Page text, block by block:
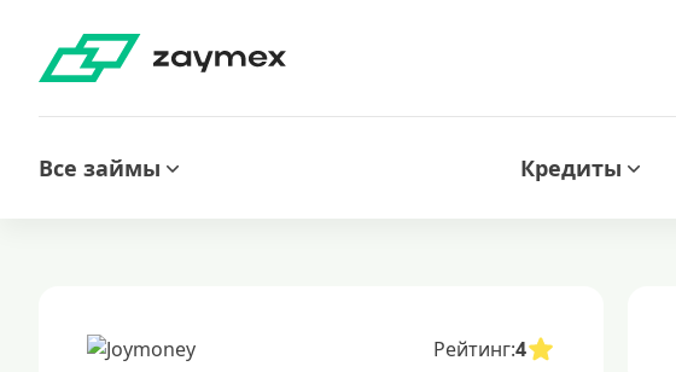
Все займы Кредиты
Рейтинг:4